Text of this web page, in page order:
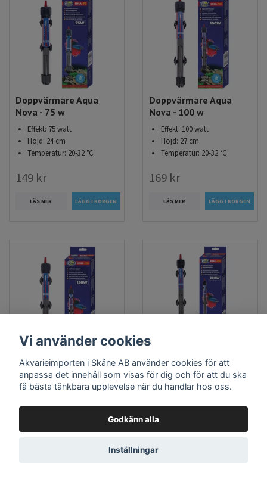
Doppvärmare Aqua
Nova - 75 w
Effekt: 75 watt
Höjd: 24 cm
Temperatur: 20-32 °C
149 kr
LÄS MER
Doppvärmare Aqua
Nova - 100 w
Effekt: 100 watt
Höjd: 27 cm
Temperatur: 20-32 °C
169 kr
LÄS MER
Doppvärmare Aqua
Nova - 150 w
Effekt: 150 watt
169 kr
Doppvärmare Aqua
Nova - 200 w
Effekt: 200 watt
169 kr
Vi använder cookies
Akvarieimporten i Skåne AB använder cookies för att
anpassa det innehåll som visas för dig och för att du ska
få bästa tänkbara upplevelse när du handlar hos oss.
Godkänn alla
Inställningar